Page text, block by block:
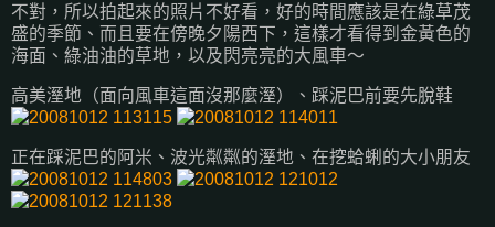
不對，所以拍起來的照片不好看，好的時間應該是在綠草茂
盛的季節、而且要在傍晚夕陽西下，這樣才看得到金黃色的
海面、綠油油的草地，以及閃亮亮的大風車～
高美溼地（面向風車這面沒那麼溼）、踩泥巴前要先脫鞋
正在踩泥巴的阿米、波光粼粼的溼地、在挖蛤蜊的大小朋友